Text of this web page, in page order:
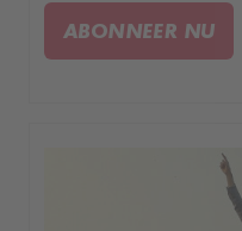
inwoner een geweer
Myanmar.
ABONNEER NU